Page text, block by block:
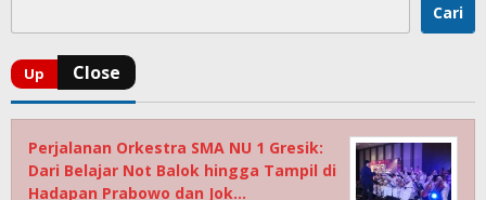
Cari
Perjalanan Orkestra SMA NU 1 Gresik:
Dari Belajar Not Balok hingga Tampil di
Hadapan Prabowo dan Jok…